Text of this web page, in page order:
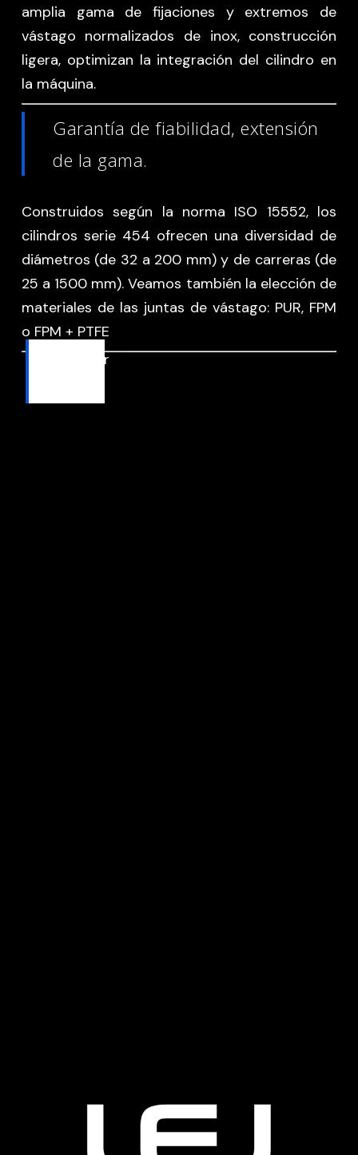
amplia gama de fijaciones y extremos de
vástago normalizados de inox, construcción
ligera, optimizan la integración del cilindro en
la máquina.
Garantía de fiabilidad, extensión
de la gama.
Construidos según la norma ISO 15552, los
cilindros serie 454 ofrecen una diversidad de
diámetros (de 32 a 200 mm) y de carreras (de
25 a 1500 mm). Veamos también la elección de
materiales de las juntas de vástago: PUR, FPM
o FPM + PTFE
Descargar